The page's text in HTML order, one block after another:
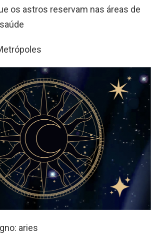
os astros reservam nas áreas de